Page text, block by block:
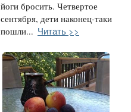
йоги бросить. Четвертое
сентября, дети наконец-таки
пошли... Читать >>